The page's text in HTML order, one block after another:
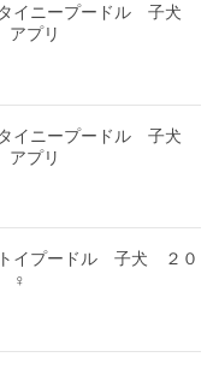
イニープードル 子犬
アプリ
イニープードル 子犬
アプリ
イプードル 子犬 ２０
♀